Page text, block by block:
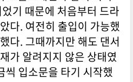
기 때문에 처음부터 드라
다. 여전히 출입이 가능했
다. 그때까지만 해도 댄서
가 알려지지 않은 상태였
입소문을 타기 시작했